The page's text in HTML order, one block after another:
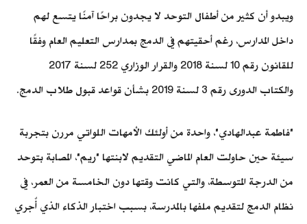
ويبدو أن كثير من أطفال التوحد لا يجدون براحًا آمنًا يتسع لهم
داخل المدارس، رغم أحقيتهم في الدمج بمدارس التعليم العام وفقًا
للقانون رقم 10 لسنة 2018 والقرار الوزاري 252 لسنة 2017
والكتاب الدورى رقم 3 لسنة 2019 بشأن قواعد قبول طلاب الدمج.
"فاطمة عبدالهادي"، واحدة من أولئك الأمهات اللواتي مررن بتجربة
سيئة حين حاولت العام الماضي التقديم لابنتها "ريم"، المصابة بتوحد
من الدرجة المتوسطة، والتي كانت وقتها دون الخامسة من العمر، في
نظام الدمج لتقديم ملفها بالمدرسة، بسبب اختبار الذكاء الذي أٌجري